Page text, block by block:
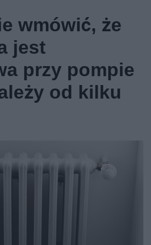
wmówić, że
jest
przy pompie
od kilku